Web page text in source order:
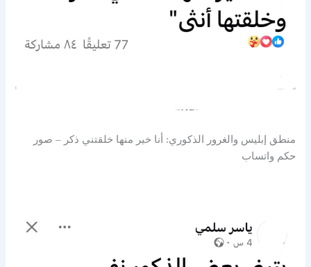
منطق إبليس والغرور الذكوري: أنا خير منها خلقتني ذكر – صور
حكم واتساب